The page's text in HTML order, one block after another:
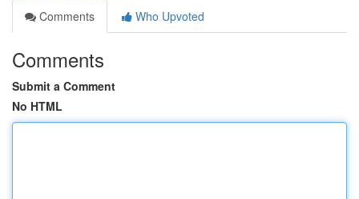
Comments
Who Upvoted
Comments
Submit a Comment
No HTML